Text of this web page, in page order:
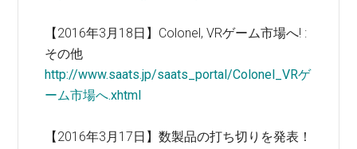
【2016年3月18日】Colonel, VRゲーム市場へ! :
その他
http://www.saats.jp/saats_portal/Colonel_VRゲ
ーム市場へ.xhtml
【2016年3月17日】数製品の打ち切りを発表！